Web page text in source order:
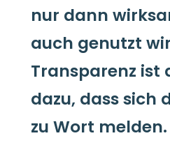
nur dann
auch genutzt
Transparenz ist
dazu, dass sich
zu Wort melden.